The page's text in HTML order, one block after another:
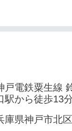
戸電鉄粟生線
駅から徒歩13
庫県神戸市北